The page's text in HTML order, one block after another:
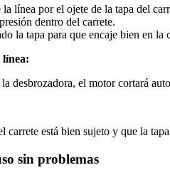
la línea por el ojete de la tapa del
dentro del carrete.
la tapa para que encaje bien en la
línea:
desbrozadora, el motor cortará
carrete está bien sujeto y que la
sin problemas